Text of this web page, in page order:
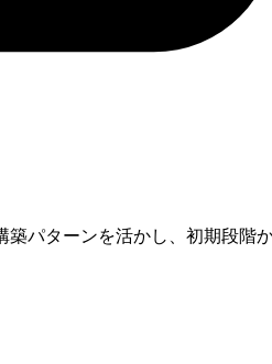
パターンを活かし、初期段階